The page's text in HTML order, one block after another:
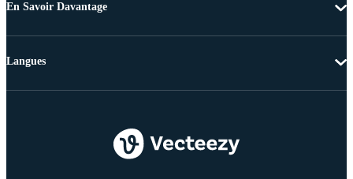
En Savoir Davantage
Langues